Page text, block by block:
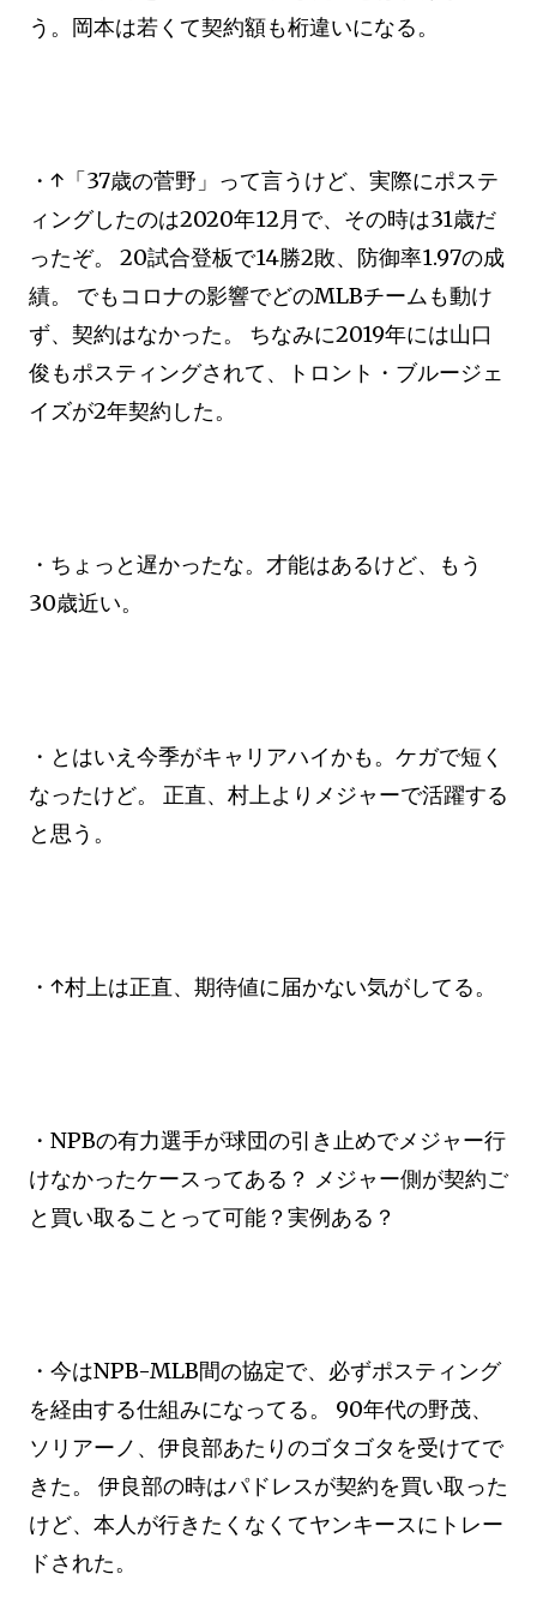
う。岡本は若くて契約額も桁違いになる。
・↑「37歳の菅野」って言うけど、実際にポステ
ィングしたのは2020年12月で、その時は31歳だ
ったぞ。 20試合登板で14勝2敗、防御率1.97の成
績。 でもコロナの影響でどのMLBチームも動け
ず、契約はなかった。 ちなみに2019年には山口
俊もポスティングされて、トロント・ブルージェ
イズが2年契約した。
・ちょっと遅かったな。才能はあるけど、もう
30歳近い。
・とはいえ今季がキャリアハイかも。ケガで短く
なったけど。 正直、村上よりメジャーで活躍する
と思う。
・↑村上は正直、期待値に届かない気がしてる。
・NPBの有力選手が球団の引き止めでメジャー行
けなかったケースってある？ メジャー側が契約ご
と買い取ることって可能？実例ある？
・今はNPB-MLB間の協定で、必ずポスティング
を経由する仕組みになってる。 90年代の野茂、
ソリアーノ、伊良部あたりのゴタゴタを受けてで
きた。 伊良部の時はパドレスが契約を買い取った
けど、本人が行きたくなくてヤンキースにトレー
ドされた。